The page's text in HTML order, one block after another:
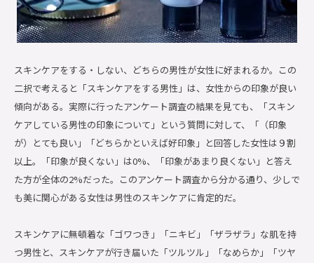
スキンケアをする・しない、どちらの男性が女性に好まれるか。この
二択で考えると「スキンケアをする男性」は、女性からの印象が良い
傾向がある。実際に行ったアンケート調査の結果を見ても、「スキン
ケアしている男性の印象について」という質問に対して、「（印象
が）とても良い」「どちらかといえば好印象」と回答した女性は９割
以上。「印象が良くない」は0%、「印象があまり良くない」と答え
た方が全体の2%だった。このアンケート調査から分かる通り、少しで
も美に関心がある女性は男性のスキンケアに肯定的だ。
スキンケアに無頓着な「ゴワつき」「ニキビ」「ザラザラ」な肌を持
つ男性と、スキンケアが行き届いた「ツルツル」「なめらか」「ツヤ